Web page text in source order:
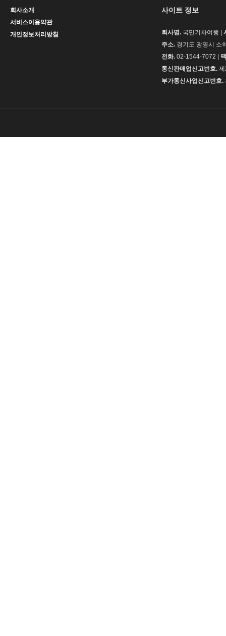
회사소개
서비스이용약관
개인정보처리방침
사이트 정보
회사명. 국민기차여행 |
주소. 경기도 광명시 소
전화. 02-1544-7072 |
통신판매업신고번호.
부가통신사업신고번호.